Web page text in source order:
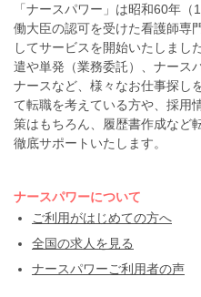
「ナースパワー」は昭和60年
働大臣の認可を受けた看護師専
してサービスを開始いたしまし
遣や単発（業務委託）、ナース
ナースなど、様々なお仕事探し
て転職を考えている方や、採用
策はもちろん、履歴書作成など
徹底サポートいたします。
ナースパワーについて
ご利用がはじめての方へ
全国の求人を見る
ナースパワーご利用者の声